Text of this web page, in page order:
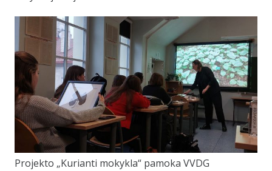
Projekto „Kurianti mokykla“ pamoka VVDG